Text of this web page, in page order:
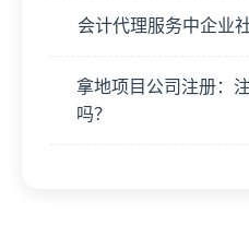
会计代理服务中企业
拿地项目公司注册：
吗？